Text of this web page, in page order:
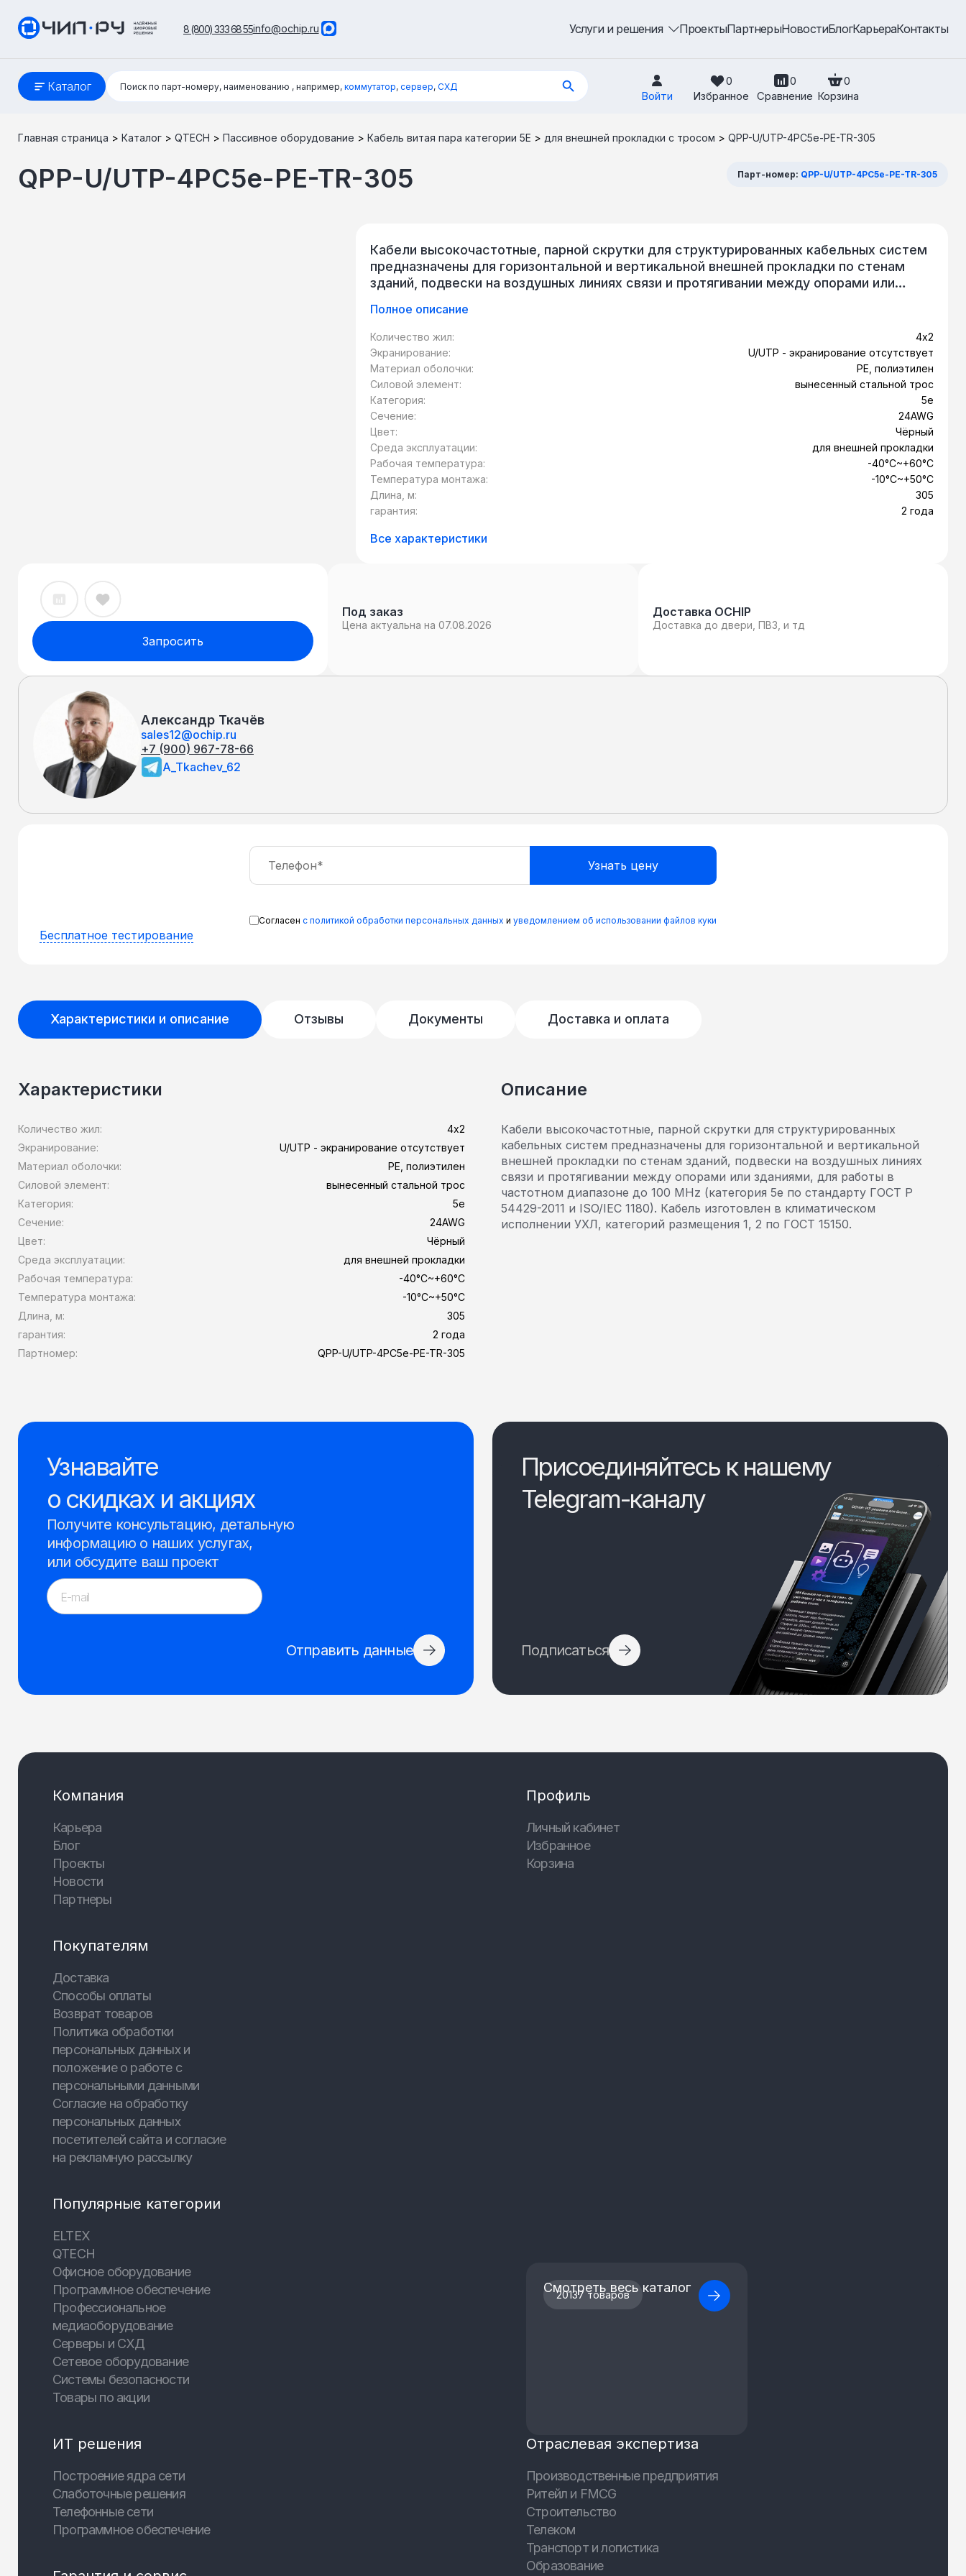
Услуги и решения ПроектыПартнерыНовостиБлогКарьераКонтакты
8 (800) 333 68 55info@ochip.ru
Каталог
Поиск:
Поиск по парт-номеру, наименованию , например, коммутатор, сервер, СХД
Войти
0
Избранное
0
Сравнение
0
Корзина
Главная страница > Каталог > QTECH > Пассивное оборудование > Кабель витая пара категории 5Е > для внешней прокладки с тросом > QPP-U/UTP-4PC5e-PE-TR-305
QPP-U/UTP-4PC5e-PE-TR-305 Парт-номер: QPP-U/UTP-4PC5e-PE-TR-305
Кабели высокочастотные, парной скрутки для структурированных кабельных систем
предназначены для горизонтальной и вертикальной внешней прокладки по стенам
зданий, подвески на воздушных линиях связи и протягивании между опорами или
ГОСТ Р 54429-2011 и ISO/IEC 1180). Кабель изготовлен в климатическом исполнении
УХЛ, категорий размещения 1, 2 по ГОСТ 15150.
Полное описание
Количество жил:
4х2
Экранирование:
U/UTP - экранирование отсутствует
Материал оболочки:
PE, полиэтилен
Силовой элемент:
вынесенный стальной трос
Категория:
5e
Сечение:
24AWG
Цвет:
Чёрный
Среда эксплуатации:
для внешней прокладки
Рабочая температура:
-40°C~+60°C
Температура монтажа:
-10°C~+50°C
Длина, м:
305
гарантия:
2 года
Все характеристики
Запросить
Под заказ
Цена актуальна на 07.08.2026
Доставка OCHIP
Доставка до двери, ПВЗ, и тд
Александр Ткачёв
sales12@ochip.ru
+7 (900) 967-78-66
A_Tkachev_62
Согласен с политикой обработки персональных данных и уведомлением об использовании файлов куки
Бесплатное тестирование
Характеристики и описание Отзывы Документы Доставка и оплата
Характеристики
Количество жил:
4х2
Экранирование:
U/UTP - экранирование отсутствует
Материал оболочки:
PE, полиэтилен
Силовой элемент:
вынесенный стальной трос
Категория:
5e
Сечение:
24AWG
Цвет:
Чёрный
Среда эксплуатации:
для внешней прокладки
Рабочая температура:
-40°C~+60°C
Температура монтажа:
-10°C~+50°C
Длина, м:
305
гарантия:
2 года
Партномер:
QPP-U/UTP-4PC5e-PE-TR-305
Описание
Кабели высокочастотные, парной скрутки для структурированных
кабельных систем предназначены для горизонтальной и вертикальной
внешней прокладки по стенам зданий, подвески на воздушных линиях
связи и протягивании между опорами или зданиями, для работы в
частотном диапазоне до 100 MHz (категория 5е по стандарту ГОСТ Р
54429-2011 и ISO/IEC 1180). Кабель изготовлен в климатическом
исполнении УХЛ, категорий размещения 1, 2 по ГОСТ 15150.
Узнавайте
о скидках и акциях
Получите консультацию, детальную
информацию о наших услугах,
или обсудите ваш проект
Отправить данные
Присоединяйтесь к нашему
Telegram-каналу
Подписаться
Компания
Карьера
Блог
Проекты
Новости
Партнеры
Покупателям
Доставка
Способы оплаты
Возврат товаров
Политика обработки
персональных данных и
положение о работе с
персональными данными
Согласие на обработку
персональных данных
посетителей сайта и согласие
на рекламную рассылку
Популярные категории
ELTEX
QTECH
Офисное оборудование
Программное обеспечение
Профессиональное
медиаоборудование
Серверы и СХД
Сетевое оборудование
Системы безопасности
Товары по акции
Профиль
Личный кабинет
Избранное
Корзина
20137 товаров
Смотреть весь каталог
ИТ решения
Построение ядра сети
Слаботочные решения
Телефонные сети
Программное обеспечение
Отраслевая экспертиза
Производственные предприятия
Ритейл и FMCG
Строительство
Телеком
Транспорт и логистика
Образование